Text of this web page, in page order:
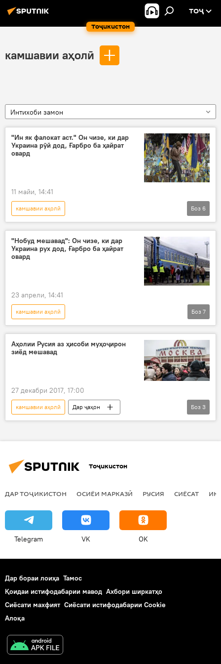
Тоҷикистон
ТОҶ
камшавии аҳолӣ
Интихоби замон
"Ин як фалокат аст." Он чизе, ки дар
Украина рӯй дод, Ғарбро ба ҳайрат
овард
11 майи, 14:41
камшавии аҳолӣ
Амалиёти вижаи Русия барои ҳимояи Донбасс: охирин хабарҳо
Украина
амалиёти вижа
НАТО
Сиёсат
Ғарб
Боз 6
"Нобуд мешавад": Он чизе, ки дар
Украина рух дод, Ғарбро ба ҳайрат
овард
23 апрели, 14:41
камшавии аҳолӣ
Амалиёти вижаи Русия барои ҳимояи Донбасс: охирин хабарҳо
Украина
амалиёти вижа
Аврупо
нопадид
Боз 7
Аҳолии Русия аз ҳисоби муҳоҷирон
зиёд мешавад
27 декабри 2017, 17:00
камшавии аҳолӣ
Дар ҷаҳон
Ҳамаи хабарҳо
чораандешӣ
Боз 3
Тоҷикистон
ДАР ТОҶИКИСТОН ОСИЁИ МАРКАЗӢ РУСИЯ СИЁСАТ
Telegram VK OK
Дар бораи лоиҳа Тамос
Қоидаи истифодабарии мавод Ахбори ширкатҳо
Сиёсати махфият Сиёсати истифодабарии Cookie
Алоқа